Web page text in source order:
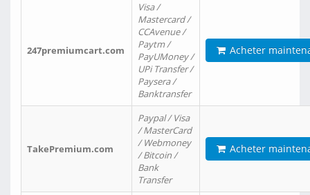
247premiumcart.com
Visa /
Mastercard /
CCAvenue /
Paytm /
PayUMoney /
UPi Transfer /
Paysera /
Banktransfer
Acheter
TakePremium.com
Paypal / Visa
/ MasterCard
/ Webmoney
/ Bitcoin /
Bank
Transfer
Acheter